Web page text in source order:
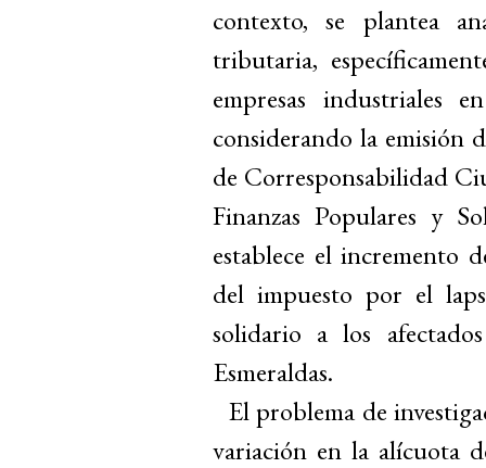
contexto, se plantea
tributaria,
empresas industriales
considerando la emisión
de Corresponsabilidad
Finanzas Populares y
establece el incremento
del impuesto por el
solidario a los
Esmeraldas.
El problema de
variación en la alícuota